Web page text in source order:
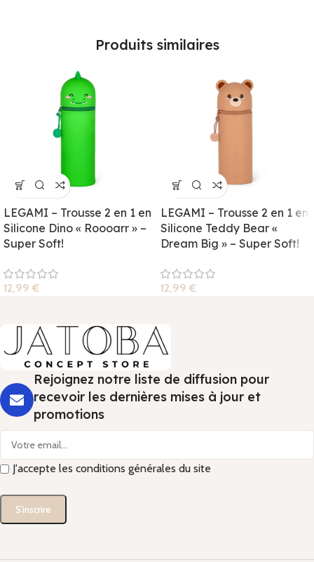
Produits similaires
LEGAMI – Trousse 2 en 1 en
Silicone Dino « Roooarr » –
Super Soft!
12,99 €
LEGAMI – Trousse 2 en 1 en
Silicone Teddy Bear «
Dream Big » – Super Soft!
12,99 €
Rejoignez notre liste de diffusion pour
recevoir les dernières mises à jour et
promotions
J'accepte les conditions générales du site